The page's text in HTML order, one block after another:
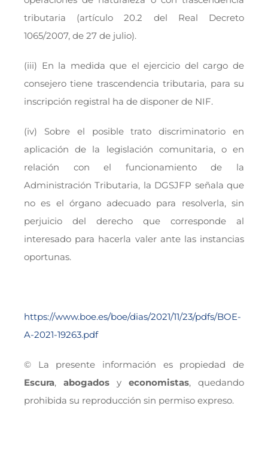
tributaria (artículo 20.2 del Real Decreto
1065/2007, de 27 de julio).
(iii) En la medida que el ejercicio del cargo de
consejero tiene trascendencia tributaria, para su
inscripción registral ha de disponer de NIF.
(iv) Sobre el posible trato discriminatorio en
aplicación de la legislación comunitaria, o en
relación con el funcionamiento de la
Administración Tributaria, la DGSJFP señala que
no es el órgano adecuado para resolverla, sin
perjuicio del derecho que corresponde al
interesado para hacerla valer ante las instancias
oportunas.
https://www.boe.es/boe/dias/2021/11/23/pdfs/BOE-
A-2021-19263.pdf
© La presente información es propiedad de
Escura, abogados y economistas, quedando
prohibida su reproducción sin permiso expreso.